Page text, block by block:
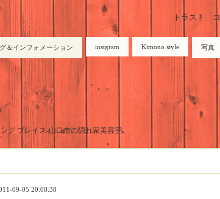
トラスト コ
＆インフォメーション instgram Kimono style 写真
グ プレイス-山口市の隠れ家美容室。
09-05 20:08:38